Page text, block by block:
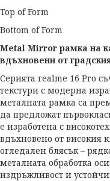
Top of Form
Bottom of Form
Metal Mirror рамка на
вдъхновени от
Серията realme 16 Pro
текстури с модерна
металната рамка са
да предложат
е изработена с
вдъхновено от високия
огледален блясък –
металната обработка
издръжливост и